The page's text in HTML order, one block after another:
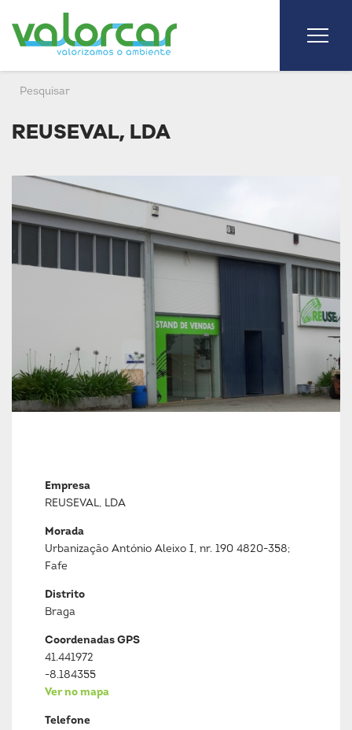
REUSEVAL, LDA
Empresa
REUSEVAL, LDA
Morada
Urbanização António Aleixo I, nr. 190 4820-358;
Fafe
Distrito
Braga
Coordenadas GPS
41.441972
-8.184355
Ver no mapa
Telefone